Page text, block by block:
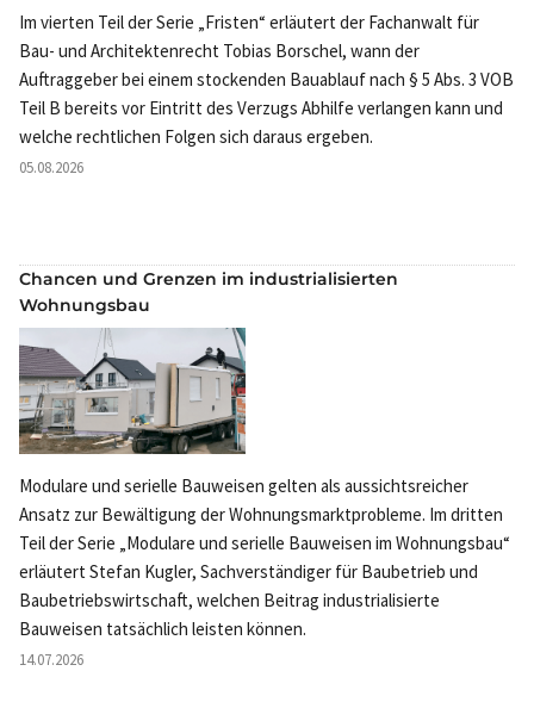
Im vierten Teil der Serie „Fristen“ erläutert der Fachanwalt für
Bau- und Architektenrecht Tobias Borschel, wann der
Auftraggeber bei einem stockenden Bauablauf nach § 5 Abs. 3 VOB
Teil B bereits vor Eintritt des Verzugs Abhilfe verlangen kann und
welche rechtlichen Folgen sich daraus ergeben.
05.08.2026
Chancen und Grenzen im industrialisierten
Wohnungsbau
Modulare und serielle Bauweisen gelten als aussichtsreicher
Ansatz zur Bewältigung der Wohnungsmarktprobleme. Im dritten
Teil der Serie „Modulare und serielle Bauweisen im Wohnungsbau“
erläutert Stefan Kugler, Sachverständiger für Baubetrieb und
Baubetriebswirtschaft, welchen Beitrag industrialisierte
Bauweisen tatsächlich leisten können.
14.07.2026